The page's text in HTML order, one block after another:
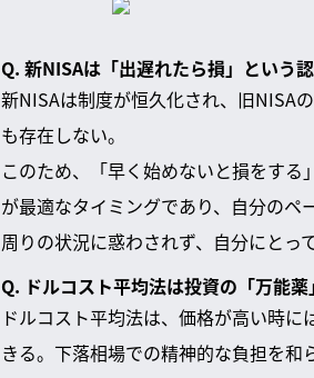
Q. 新NISAは「出遅れたら損」という
新NISAは制度が恒久化され、旧NISA
も存在しない。
このため、「早く始めないと損をす
が最適なタイミングであり、自分のペ
周りの状況に惑わされず、自分にとっ
Q. ドルコスト平均法は投資の「万能薬
ドルコスト平均法は、価格が高い時
きる。下落相場での精神的な負担を和